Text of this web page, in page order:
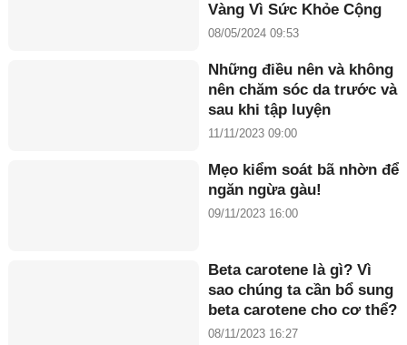
Vàng Vì Sức Khỏe Cộng
Đồng năm 2024”
08/05/2024 09:53
Những điều nên và không
nên chăm sóc da trước và
sau khi tập luyện
11/11/2023 09:00
Mẹo kiểm soát bã nhờn để
ngăn ngừa gàu!
09/11/2023 16:00
Beta carotene là gì? Vì
sao chúng ta cần bổ sung
beta carotene cho cơ thể?
08/11/2023 16:27